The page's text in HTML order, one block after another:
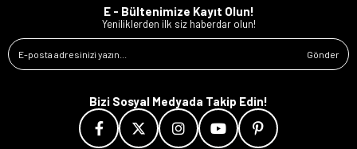
E - Bültenimize Kayıt Olun!
Yeniliklerden ilk siz haberdar olun!
Gönder
Bizi Sosyal Medyada Takip Edin!